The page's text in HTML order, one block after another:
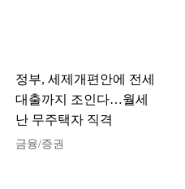
정부, 세제개편안에 전세
대출까지 조인다…월세
난 무주택자 직격
금융/증권